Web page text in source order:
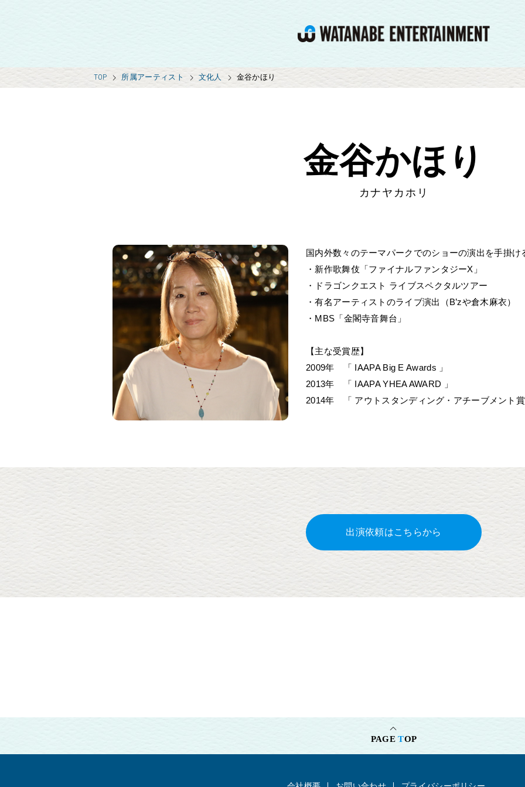
TOP 所属アーティスト 文化人 金谷かほり
金谷かほり
カナヤカホリ
国内外数々のテーマパークでのショーの演出を手掛け
・新作歌舞伎「ファイナルファンタジーX」
・ドラゴンクエスト ライブスペクタルツアー
・有名アーティストのライブ演出（B’zや倉木麻衣）
・MBS「金閣寺音舞台」
【主な受賞歴】
2009年 「 IAAPA Big E Awards 」
2013年 「 IAAPA YHEA AWARD 」
2014年 「 アウトスタンディング・アチーブメント
出演依頼はこちらから
PAGETOP